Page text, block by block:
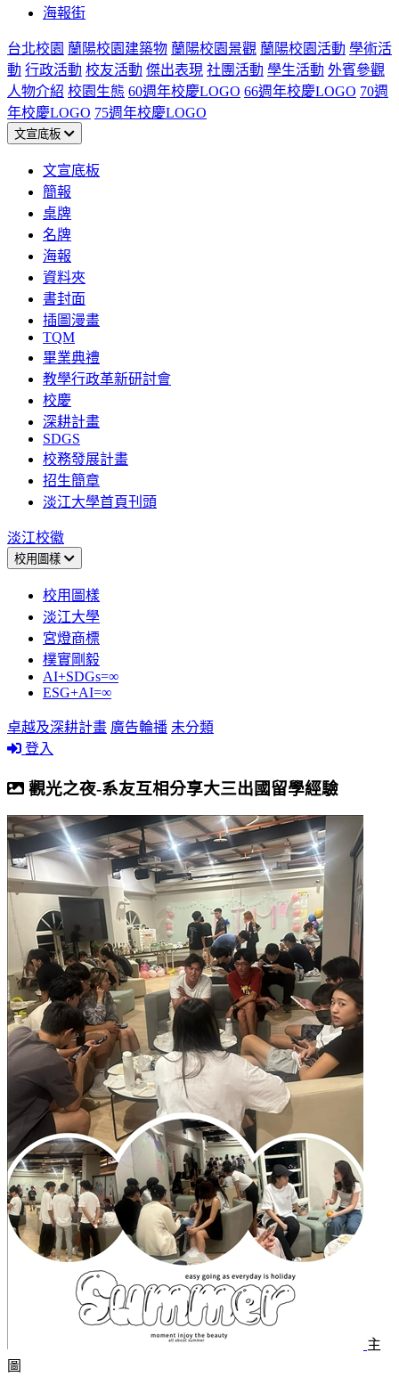
海報街
台北校園 蘭陽校園建築物 蘭陽校園景觀 蘭陽校園活動 學術活
動 行政活動 校友活動 傑出表現 社團活動 學生活動 外賓參觀
人物介紹 校園生態 60週年校慶LOGO 66週年校慶LOGO 70週
年校慶LOGO 75週年校慶LOGO
文宣底板
文宣底板
簡報
桌牌
名牌
海報
資料夾
書封面
插圖漫畫
TQM
畢業典禮
教學行政革新研討會
校慶
深耕計畫
SDGS
校務發展計畫
招生簡章
淡江大學首頁刊頭
淡江校徽
校用圖樣
校用圖樣
淡江大學
宮燈商標
樸實剛毅
AI+SDGs=∞
ESG+AI=∞
卓越及深耕計畫 廣告輪播 未分類
登入
觀光之夜-系友互相分享大三出國留學經驗
主
圖